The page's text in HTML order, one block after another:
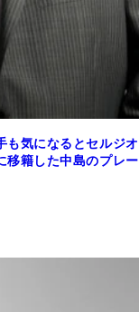
も気になるとセルジオ
移籍した中島のプレー